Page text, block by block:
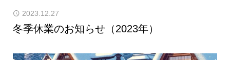
2023.12.27
冬季休業のお知らせ（2023年）